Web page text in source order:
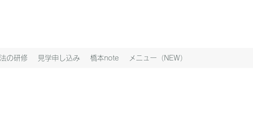
の研修 見学申し込み 橋本note メニュー（NEW）